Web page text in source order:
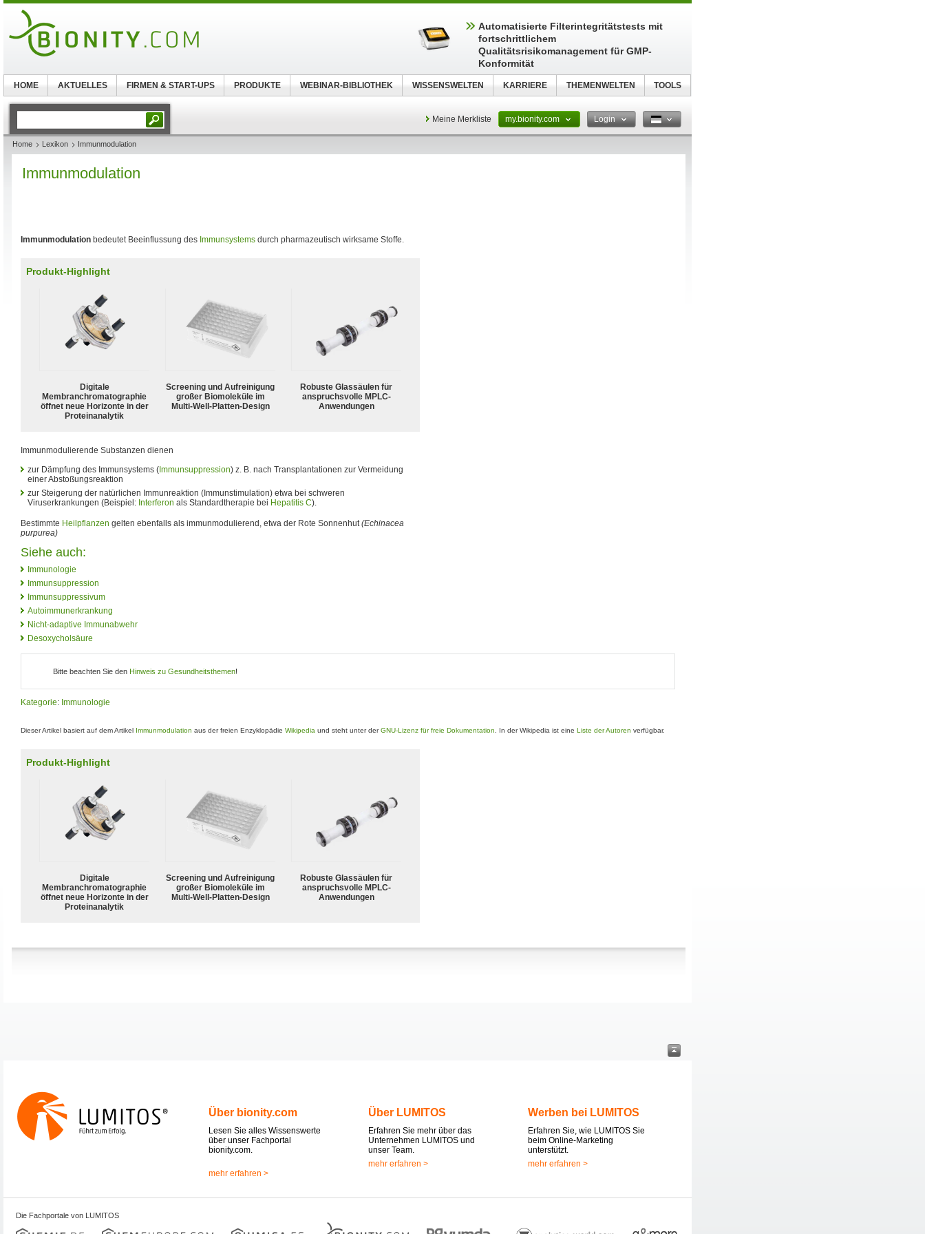
Meine Merkliste my.bionity.com Login
Home Lexikon Immunmodulation
Immunmodulation
Immunmodulation bedeutet Beeinflussung des Immunsystems durch pharmazeutisch wirksame Stoffe.
Produkt-Highlight
Digitale
Membranchromatographie
öffnet neue Horizonte in der
Proteinanalytik
Screening und Aufreinigung
großer Biomoleküle im
Multi-Well-Platten-Design
Robuste Glassäulen für
anspruchsvolle MPLC-
Anwendungen
Immunmodulierende Substanzen dienen
zur Dämpfung des Immunsystems ( Immunsuppression) z. B. nach Transplantationen zur Vermeidung
einer Abstoßungsreaktion
zur Steigerung der natürlichen Immunreaktion (Immunstimulation) etwa bei schweren
Viruserkrankungen (Beispiel: Interferon als Standardtherapie bei Hepatitis C).
Bestimmte Heilpflanzen gelten ebenfalls als immunmodulierend, etwa der Rote Sonnenhut(Echinacea
purpurea)
Siehe auch:
Immunologie
Immunsuppression
Immunsuppressivum
Autoimmunerkrankung
Nicht-adaptive Immunabwehr
Desoxycholsäure
Bitte beachten Sie den Hinweis zu Gesundheitsthemen!
Kategorie: Immunologie
Dieser Artikel basiert auf dem Artikel Immunmodulation aus der freien Enzyklopädie Wikipedia und steht unter derGNU-Lizenz für freie Dokumentation . In der Wikipedia ist eine Liste der Autoren verfügbar.
Produkt-Highlight
Digitale
Membranchromatographie
öffnet neue Horizonte in der
Proteinanalytik
Screening und Aufreinigung
großer Biomoleküle im
Multi-Well-Platten-Design
Robuste Glassäulen für
anspruchsvolle MPLC-
Anwendungen
Über bionity.com
Lesen Sie alles Wissenswerte
über unser Fachportal
bionity.com.
mehr erfahren >
Über LUMITOS
Erfahren Sie mehr über das
Unternehmen LUMITOS und
unser Team.
mehr erfahren >
Werben bei LUMITOS
Erfahren Sie, wie LUMITOS Sie
beim Online-Marketing
unterstützt.
mehr erfahren >
Die Fachportale von LUMITOS
Automatisierte Filterintegritätstests mit
fortschrittlichem
Qualitätsrisikomanagement für GMP-
Konformität
HOME AKTUELLES FIRMEN & START-UPS PRODUKTE WEBINAR-BIBLIOTHEK WISSENSWELTEN KARRIERE THEMENWELTEN TOOLS